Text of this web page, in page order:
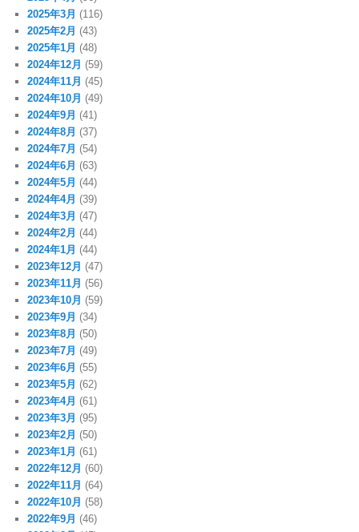
2025年3月 (116)
2025年2月 (43)
2025年1月 (48)
2024年12月 (59)
2024年11月 (45)
2024年10月 (49)
2024年9月 (41)
2024年8月 (37)
2024年7月 (54)
2024年6月 (63)
2024年5月 (44)
2024年4月 (39)
2024年3月 (47)
2024年2月 (44)
2024年1月 (44)
2023年12月 (47)
2023年11月 (56)
2023年10月 (59)
2023年9月 (34)
2023年8月 (50)
2023年7月 (49)
2023年6月 (55)
2023年5月 (62)
2023年4月 (61)
2023年3月 (95)
2023年2月 (50)
2023年1月 (61)
2022年12月 (60)
2022年11月 (64)
2022年10月 (58)
2022年9月 (46)